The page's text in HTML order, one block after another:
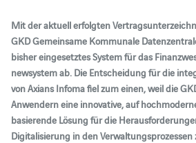
Mit der aktuell erfolgten
GKD Gemeinsame Kommunale
bisher eingesetztes System für das
newsystem ab. Die Entscheidung für die
von Axians Infoma fiel zum einen, weil die
Anwendern eine innovative, auf
basierende Lösung für die
Digitalisierung in den